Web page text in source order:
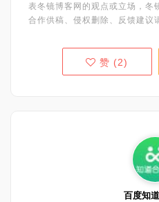
表冬镜博客网的观点或立场，冬
合作供稿、侵权删除、反馈建议
赞 (2)
百度知